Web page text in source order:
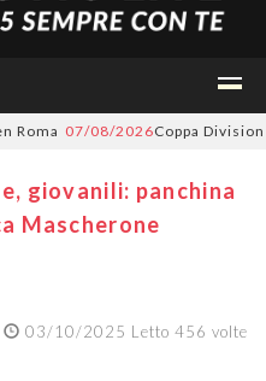
07/08/2026Coppa Divisione,
giovanili: panchina
Mascherone
03/10/2025 Letto 456 volte